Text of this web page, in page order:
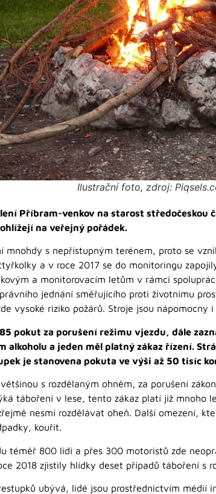
Ilustrační foto, zdroj:
Příbram-venkov na starost středočeskou
na veřejný pořádek.
mnohdy s nepřístupným terénem, proto se
a v roce 2017 se do monitoringu
a monitorovacím letům v rámci
jednání směřujícího proti životnímu
vysoké riziko požárů. Stroje jsou nápomocny
pokut za porušení režimu vjezdu, dále
alkoholu a jeden měl platný zákaz řízení.
je stanovena pokuta ve výši až 50 tisíc
s rozdělaným ohněm, za porušení
táboření v lese, tento zákaz platí již mnoho
nesmí rozdělávat oheň. Další omezení,
kouřit.
téměř 800 lidí a přes 300 motoristů zde
2018 zjistily hlídky deset případů táboření s
ubývá, lidé jsou prostřednictvím médií